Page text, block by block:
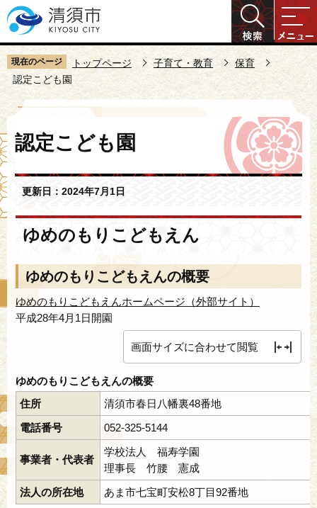
こ
の
ペ
ー
ジ
の
先
頭
で
す
現在のページ トップページ 子育て・教育
保育
認定こども園
文
こ
ら
認定こども園
更新日：2024年7月1日
ゆめのもりこどもえん
ゆめのもりこどもえんの概要
ゆめのもりこどもえんホームページ（外部サイト）
平成28年4月1日開園
画面サイズに合わせて閲覧
ゆめのもりこどもえんの概要
住所
清須市春日八幡裏48番地
電話番号
052-325-5144
事業者・代表者
学校法人 福寿学園
理事長 竹腰 憲成
法人の所在地
あま市七宝町安松8丁目92番地